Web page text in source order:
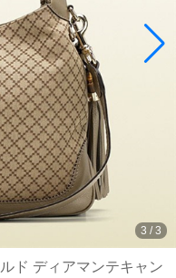
3 /3
ド ディアマンテキャン